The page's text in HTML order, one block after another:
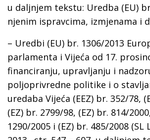
u daljnjem tekstu: Uredba (EU)
njenim ispravcima, izmjenama i
– Uredbi (EU) br. 1306/2013
parlamenta i Vijeća od 17.
financiranju, upravljanju i
poljoprivredne politike i o
uredaba Vijeća (EEZ) br. 352/78,
(EZ) br. 2799/98, (EZ) br. 814/
1290/2005 i (EZ) br. 485/2008 (SL